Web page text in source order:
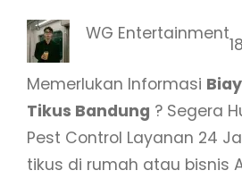
WG Entertainment
Memerlukan Informasi
Tikus Bandung ? Segera
Pest Control Layanan 24
tikus di rumah atau bisnis